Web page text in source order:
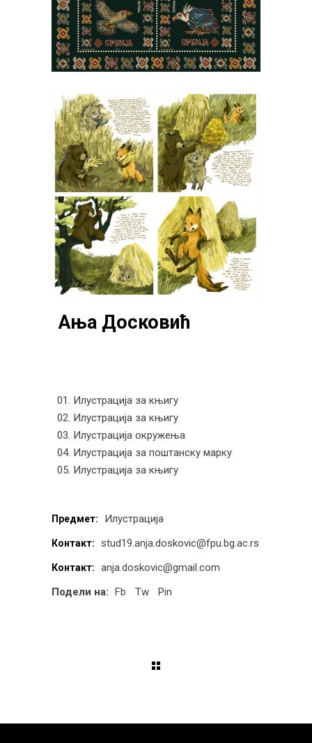
Ања Досковић
01. Илустрација за књигу
02. Илустрација за књигу
03. Илустрација окружења
04. Илустрација за поштанску марку
05. Илустрација за књигу
Предмет: Илустрација
Контакт: stud19.anja.doskovic@fpu.bg.ac.rs
Контакт:
anja.doskovic@gmail.com
Подели на:
Fb Tw Pin